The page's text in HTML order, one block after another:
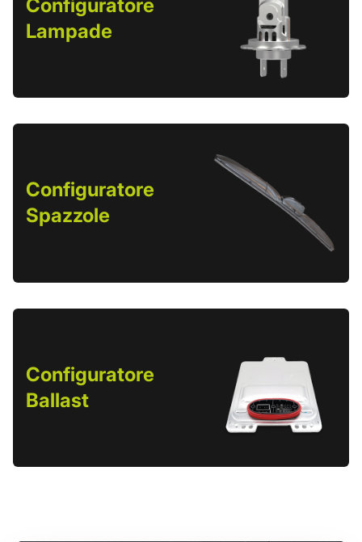
Configuratore
Lampade
Configuratore
Spazzole
Configuratore
Ballast